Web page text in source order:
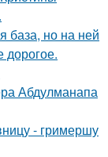
база, но на ней
дорогое.
Абдулманапа
- гримершу